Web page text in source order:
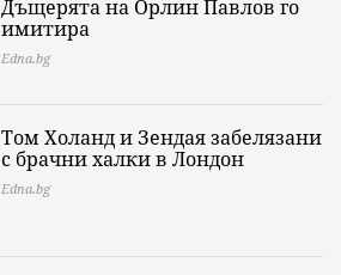
Дъщерята на Орлин Павлов го
имитира
Edna.bg
Том Холанд и Зендая забелязани
с брачни халки в Лондон
Edna.bg